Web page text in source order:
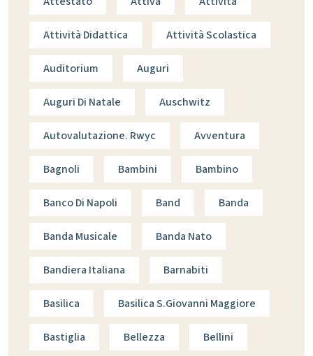
Attività Didattica Attività Scolastica
Auditorium Auguri
Auguri Di Natale Auschwitz
Autovalutazione. Rwyc Avventura
Bagnoli Bambini Bambino
Banco Di Napoli Band Banda
Banda Musicale Banda Nato
Bandiera Italiana Barnabiti
Basilica Basilica S.giovanni Maggiore
Bastiglia Bellezza Bellini